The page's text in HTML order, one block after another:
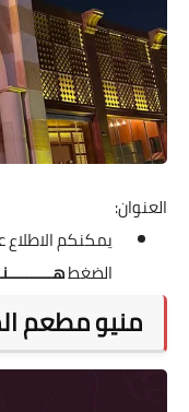
العنوان:
يمكنكم
الضغط
منيو مطعم